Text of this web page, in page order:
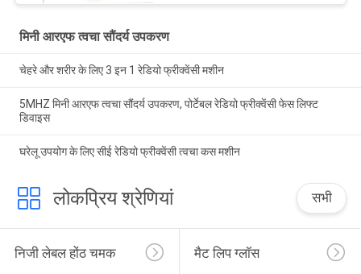
मिनी आरएफ त्वचा सौंदर्य उपकरण
चेहरे और शरीर के लिए 3 इन 1 रेडियो फ्रीक्वेंसी मशीन
5MHZ मिनी आरएफ त्वचा सौंदर्य उपकरण, पोर्टेबल रेडियो फ्रीक्वेंसी फेस लिफ्ट
डिवाइस
घरेलू उपयोग के लिए सीई रेडियो फ्रीक्वेंसी त्वचा कस मशीन
लोकप्रिय श्रेणियां सभी
निजी लेबल होंठ चमक मैट लिप ग्लॉस